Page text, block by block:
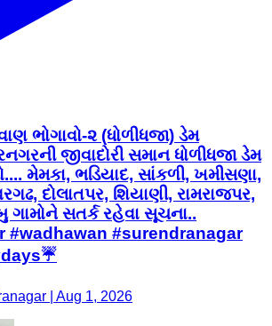
ભોગાવો-૨ (ધોળીધજા) ડેમ
જીવાદોરી સમાન ધોળીધજા ડેમ
મેમકા, ભડિયાદ, સાંકળી, ખમીસણા,
દોલાતપર, શિયાણી, રામરાજપર,
સતર્ક રહેવા સૂચના..
#wadhawan #surendranagar
| Aug 1, 2026